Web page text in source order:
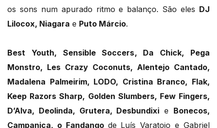
os sons num apurado ritmo e balanço. São eles DJ
Lilocox, Niagara e Puto Márcio.
Best Youth, Sensible Soccers, Da Chick, Pega
Monstro, Les Crazy Coconuts, Alentejo Cantado,
Madalena Palmeirim, LODO, Cristina Branco, Flak,
Keep Razors Sharp, Golden Slumbers, Few Fingers,
D’Alva, Deolinda, Grutera, Desbundixi e Bonecos,
Campaniça, o Fandango de Luís Varatojo e Gabriel